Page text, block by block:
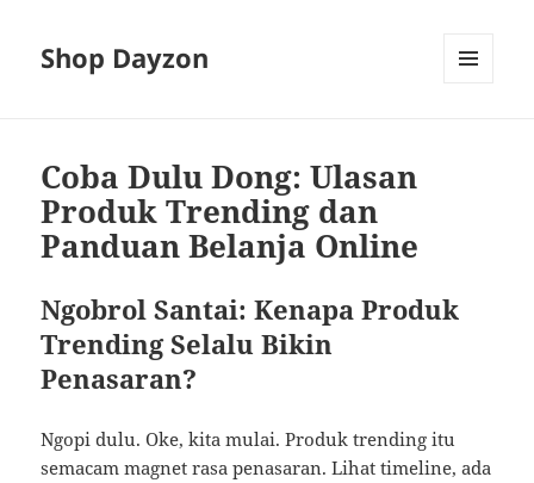
Shop Dayzon
Coba Dulu Dong: Ulasan
Produk Trending dan
Panduan Belanja Online
Ngobrol Santai: Kenapa Produk
Trending Selalu Bikin
Penasaran?
Ngopi dulu. Oke, kita mulai. Produk trending itu
semacam magnet rasa penasaran. Lihat timeline, ada